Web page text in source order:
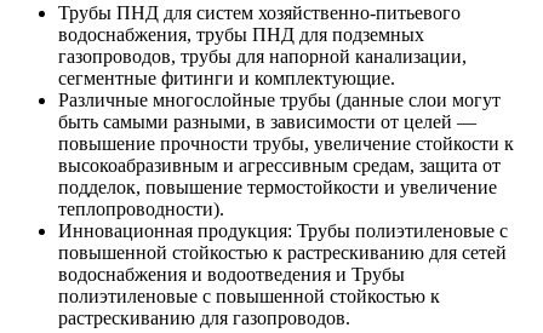
Трубы ПНД для систем хозяйственно-питьевого
водоснабжения, трубы ПНД для подземных
газопроводов, трубы для напорной канализации,
сегментные фитинги и комплектующие.
Различные многослойные трубы (данные слои могут
быть самыми разными, в зависимости от целей —
повышение прочности трубы, увеличение стойкости к
высокоабразивным и агрессивным средам, защита от
подделок, повышение термостойкости и увеличение
теплопроводности).
Инновационная продукция: Трубы полиэтиленовые с
повышенной стойкостью к растрескиванию для сетей
водоснабжения и водоотведения и Трубы
полиэтиленовые с повышенной стойкостью к
растрескиванию для газопроводов.